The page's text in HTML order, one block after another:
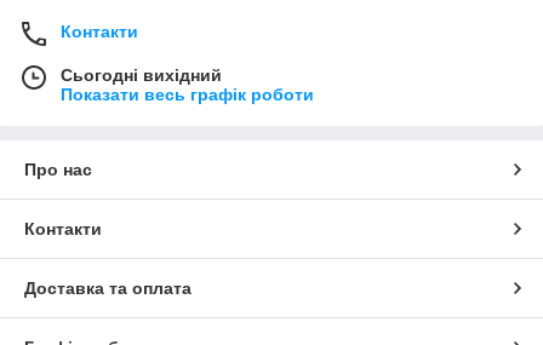
Контакти
Сьогодні вихідний
Показати весь графік роботи
Про нас
Контакти
Доставка та оплата